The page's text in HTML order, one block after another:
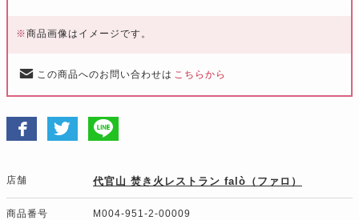
※商品画像はイメージです。
この商品へのお問い合わせは こちらから
店舗 代官山 焚き火レストラン falò（ファロ）
商品番号 M004-951-2-00009